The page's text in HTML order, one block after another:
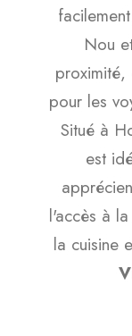
Nou
pour les
Situé à
est
l'accès à
la cuisine